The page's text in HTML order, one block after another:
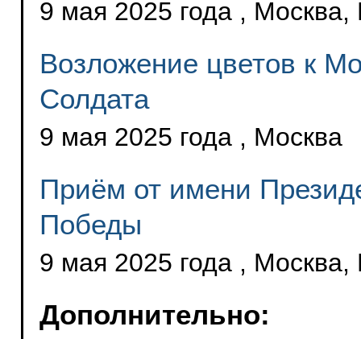
9 мая 2025 года ,
Возложение цветов к
Солдата
9 мая 2025 года , Москва
Приём от имени
Победы
9 мая 2025 года , Москва,
Дополнительно: